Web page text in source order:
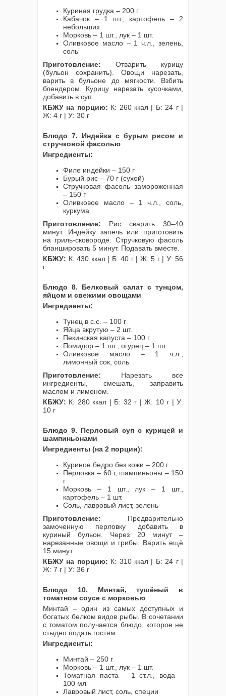
Куриная грудка – 200 г
Кабачок – 1 шт., картофель – 2
небольших
Морковь – 1 шт., лук – 1 шт.
Оливковое масло – 1 ч.л., зелень,
соль
Приготовление: Отварить курицу
(бульон сохранить). Овощи нарезать,
варить в бульоне до мягкости. Взбить
блендером. Курицу нарезать кусочками,
добавить в суп.
КБЖУ на порцию: К: 260 ккал | Б: 24 г |
Ж: 4 г | У: 30 г
Блюдо 7. Индейка с бурым рисом и
стручковой фасолью
Ингредиенты:
Филе индейки – 150 г
Бурый рис – 70 г (сухой)
Стручковая фасоль замороженная
– 150 г
Оливковое масло – 1 ч.л., соль,
куркума
Приготовление: Рис сварить 30–40
минут. Индейку запечь или приготовить
на гриль-сковороде. Стручковую фасоль
бланшировать 5 минут. Подавать вместе.
КБЖУ: К: 430 ккал | Б: 40 г | Ж: 5 г | У: 56
г
Блюдо 8. Белковый салат с тунцом,
яйцом и свежими овощами
Ингредиенты:
Тунец в с.с. – 100 г
Яйца вкрутую – 2 шт.
Пекинская капуста – 100 г
Помидор – 1 шт., огурец – 1 шт.
Оливковое масло – 1 ч.л.,
лимонный сок, соль
Приготовление: Нарезать все
ингредиенты, смешать, заправить
маслом и лимоном.
КБЖУ: К: 280 ккал | Б: 32 г | Ж: 10 г | У:
10 г
Блюдо 9. Перловый суп с курицей и
шампиньонами
Ингредиенты (на 2 порции):
Куриное бедро без кожи – 200 г
Перловка – 60 г, шампиньоны – 150
г
Морковь – 1 шт., лук – 1 шт.,
картофель – 1 шт.
Соль, лавровый лист, зелень
Приготовление: Предварительно
замоченную перловку добавить в
куриный бульон. Через 20 минут –
нарезанные овощи и грибы. Варить ещё
15 минут.
КБЖУ на порцию: К: 310 ккал | Б: 24 г |
Ж: 7 г | У: 36 г
Блюдо 10. Минтай, тушёный в
томатном соусе с морковью
Минтай – один из самых доступных и
богатых белком видов рыбы. В сочетании
с томатом получается блюдо, которое не
стыдно подать гостям.
Ингредиенты:
Минтай – 250 г
Морковь – 1 шт., лук – 1 шт.
Томатная паста – 1 ст.л., вода –
100 мл
Лавровый лист, соль, специи